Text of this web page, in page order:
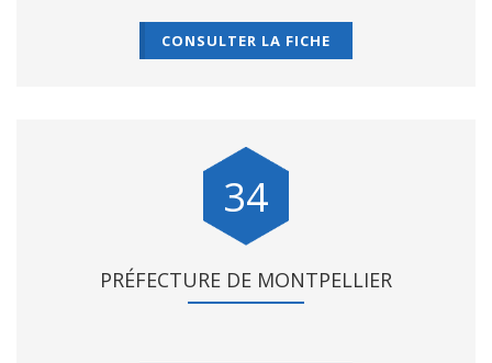
CONSULTER LA FICHE
34
PRÉFECTURE DE MONTPELLIER